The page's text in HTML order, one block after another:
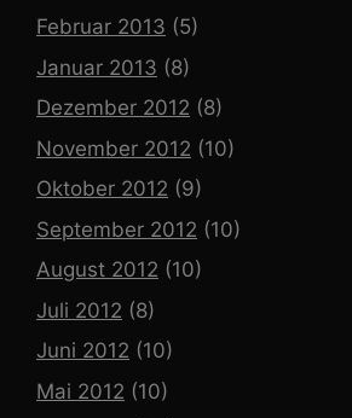
Februar 2013 (5)
Januar 2013 (8)
Dezember 2012 (8)
November 2012 (10)
Oktober 2012 (9)
September 2012 (10)
August 2012 (10)
Juli 2012 (8)
Juni 2012 (10)
Mai 2012 (10)